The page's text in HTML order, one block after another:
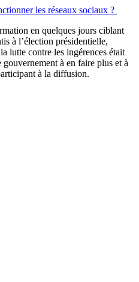
les réseaux sociaux ?
en quelques jours ciblant
à l’élection présidentielle,
lutte contre les ingérences était
à en faire plus et à
à la diffusion.